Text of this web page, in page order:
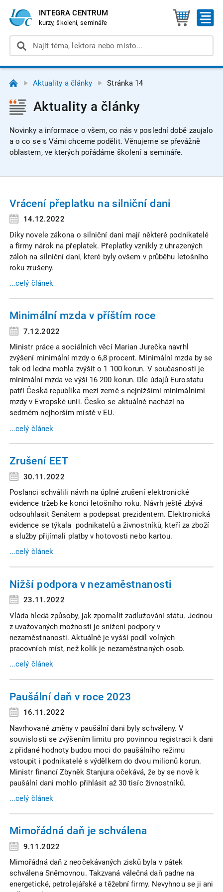
INTEGRA CENTRUM
kurzy, školení, semináře
Aktuality a články Stránka 14
Aktuality a články
Novinky a informace o všem, co nás v poslední době zaujalo
a o co se s Vámi chceme podělit. Věnujeme se převážně
oblastem, ve kterých pořádáme školení a semináře.
Vrácení přeplatku na silniční dani
14.12.2022
Díky novele zákona o silniční dani mají některé podnikatelé
a firmy nárok na přeplatek. Přeplatky vznikly z uhrazených
záloh na silniční dani, které byly ovšem v průběhu letošního
roku zrušeny.
...celý článek
Minimální mzda v příštím roce
7.12.2022
Ministr práce a sociálních věcí Marian Jurečka navrhl
zvýšení minimální mzdy o 6,8 procent. Minimální mzda by se
tak od ledna mohla zvýšit o 1 100 korun. V současnosti je
minimální mzda ve výši 16 200 korun. Dle údajů Eurostatu
patří Česká republika mezi země s nejnižšími minimálními
mzdy v Evropské unii. Česko se aktuálně nachází na
sedmém nejhorším místě v EU.
...celý článek
Zrušení EET
30.11.2022
Poslanci schválili návrh na úplné zrušení elektronické
evidence tržeb ke konci letošního roku. Návrh ještě zbývá
odsouhlasit Senátem a podepsat prezidentem. Elektronická
evidence se týkala podnikatelů a živnostníků, kteří za zboží
a služby přijímali platby v hotovosti nebo kartou.
...celý článek
Nižší podpora v nezaměstnanosti
23.11.2022
Vláda hledá způsoby, jak zpomalit zadlužování státu. Jednou
z uvažovaných možností je snížení podpory v
nezaměstnanosti. Aktuálně je vyšší podíl volných
pracovních míst, než kolik je nezaměstnaných osob.
...celý článek
Paušální daň v roce 2023
16.11.2022
Navrhované změny v paušální dani byly schváleny. V
souvislosti se zvýšením limitu pro povinnou registraci k dani
z přidané hodnoty budou moci do paušálního režimu
vstoupit i podnikatelé s výdělkem do dvou milionů korun.
Ministr financí Zbyněk Stanjura očekává, že by se nově k
paušální dani mohlo přihlásit až 30 tisíc živnostníků.
...celý článek
Mimořádná daň je schválena
9.11.2022
Mimořádná daň z neočekávaných zisků byla v pátek
schválena Sněmovnou. Takzvaná válečná daň padne na
energetické, petrolejářské a těžební firmy. Nevyhnou se ji ani